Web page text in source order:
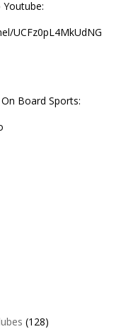
UCFz0pL4MkUdNG
Board Sports:
(128)